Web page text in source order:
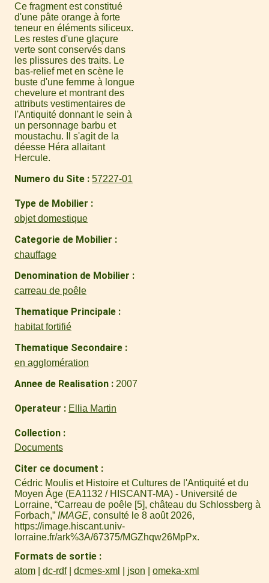
Ce fragment est constitué
d'une pâte orange à forte
teneur en éléments siliceux.
Les restes d'une glaçure
verte sont conservés dans
les plissures des traits. Le
bas-relief met en scène le
buste d'une femme à longue
chevelure et montrant des
attributs vestimentaires de
l'Antiquité donnant le sein à
un personnage barbu et
moustachu. Il s'agit de la
déesse Héra allaitant
Hercule.
Numero du Site 57227-01
Type de Mobilier
objet domestique
Categorie de Mobilier
chauffage
Denomination de Mobilier
carreau de poêle
Thematique Principale
habitat fortifié
Thematique Secondaire
en agglomération
Annee de Realisation 2007
Operateur Ellia Martin
Collection
Documents
Citer ce document
Cédric Moulis et Histoire et Cultures de l'Antiquité et du
Moyen Âge (EA1132 / HISCANT-MA) - Université de
Lorraine, “Carreau de poêle [5], château du Schlossberg à
Forbach,” IMAGE, consulté le 8 août 2026,
https://image.hiscant.univ-
lorraine.fr/ark%3A/67375/MGZhqw26MpPx.
Formats de sortie
atom dc-rdf dcmes-xml json omeka-xml